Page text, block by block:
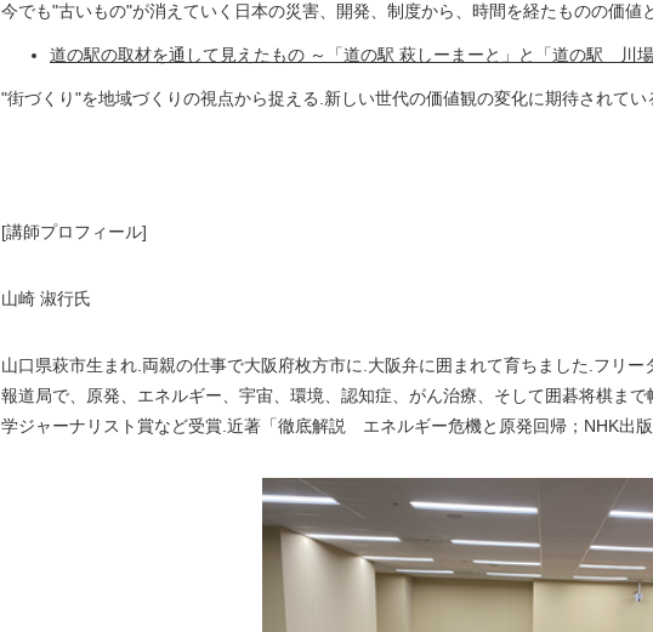
今でも"古いもの"が消えていく日本の災害、開発、制度から、時間を経たものの価値
道の駅の取材を通して見えたもの ～「道の駅 萩しーまーと」と「道の駅 川
"街づくり"を地域づくりの視点から捉える 新しい世代の価値観の変化に期待されて
[講師プロフィール]
山崎 淑行氏
山口県萩市生まれ 両親の仕事で大阪府枚方市に 大阪弁に囲まれて育ちました フリー
報道局で、原発、エネルギー、宇宙、環境、認知症、がん治療、そして囲碁将棋まで
学ジャーナリスト賞など受賞 近著「徹底解説 エネルギー危機と原発回帰； NHK出